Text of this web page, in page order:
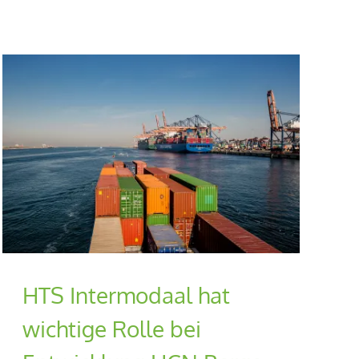
HTS Intermodaal hat
wichtige Rolle bei